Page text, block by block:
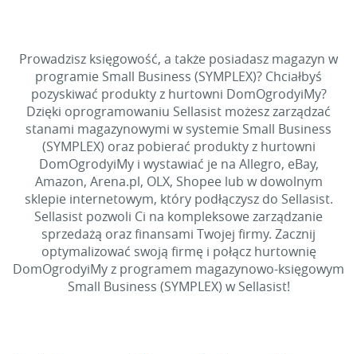
Prowadzisz księgowość, a także posiadasz magazyn w
programie Small Business (SYMPLEX)? Chciałbyś
pozyskiwać produkty z hurtowni DomOgrodyiMy?
Dzięki oprogramowaniu Sellasist możesz zarządzać
stanami magazynowymi w systemie Small Business
(SYMPLEX) oraz pobierać produkty z hurtowni
DomOgrodyiMy i wystawiać je na Allegro, eBay,
Amazon, Arena.pl, OLX, Shopee lub w dowolnym
sklepie internetowym, który podłączysz do Sellasist.
Sellasist pozwoli Ci na kompleksowe zarządzanie
sprzedażą oraz finansami Twojej firmy. Zacznij
optymalizować swoją firmę i połącz hurtownię
DomOgrodyiMy z programem magazynowo-księgowym
Small Business (SYMPLEX) w Sellasist!